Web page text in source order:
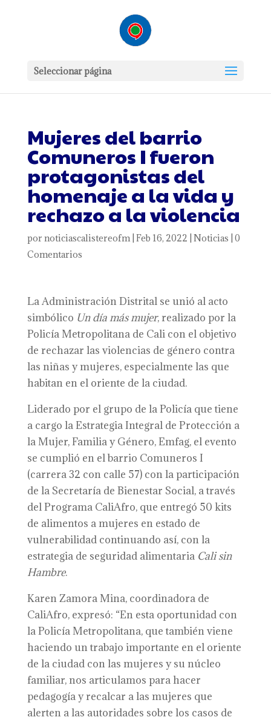
Seleccionar página
Mujeres del barrio
Comuneros I fueron
protagonistas del
homenaje a la vida y
rechazo a la violencia
por noticiascalistereofm| Feb 16, 2022 Noticias 0
Comentarios
La Administración Distrital se unió al acto
simbólico Un día más mujer, realizado por la
Policía Metropolitana de Cali con el objetivo
de rechazar las violencias de género contra
las niñas y mujeres, especialmente las que
habitan en el oriente de la ciudad.
Liderado por el grupo de la Policía que tiene
a cargo la Estrategia Integral de Protección a
la Mujer, Familia y Género, Emfag, el evento
se cumplió en el barrio Comuneros I
(carrera 32 con calle 57) con la participación
de la Secretaría de Bienestar Social, a través
del Programa CaliAfro, que entregó 50 kits
de alimentos a mujeres en estado de
vulnerabilidad continuando así, con la
estrategia de seguridad alimentaria Cali sin
Hambre.
Karen Zamora Mina, coordinadora de
CaliAfro, expresó: “En esta oportunidad con
la Policía Metropolitana, que también viene
haciendo un trabajo importante en el oriente
de la ciudad con las mujeres y su núcleo
familiar, nos articulamos para hacer
pedagogía y recalcar a las mujeres que
alerten a las autoridades sobre los casos de